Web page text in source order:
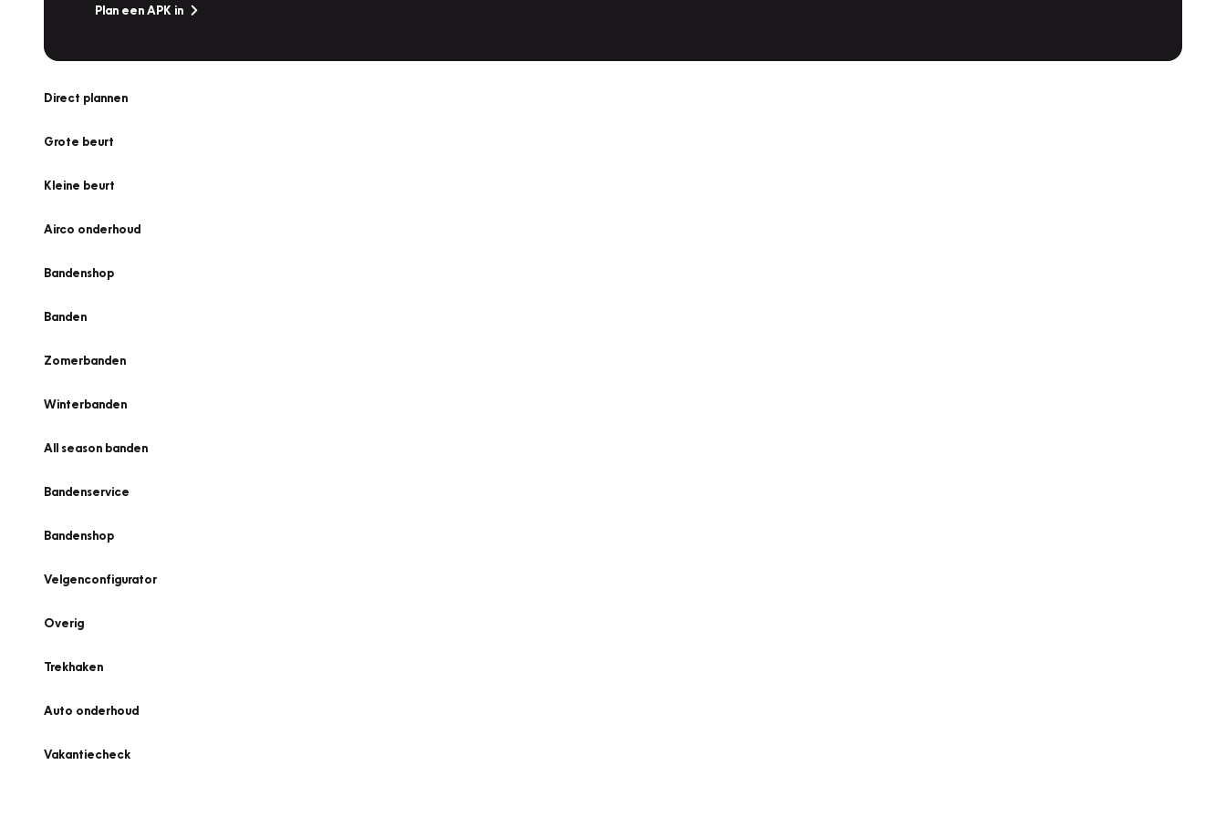
Plan een APK in
Direct plannen
Grote beurt
Kleine beurt
Airco onderhoud
Bandenshop
Banden
Zomerbanden
Winterbanden
All season banden
Bandenservice
Bandenshop
Velgenconfigurator
Overig
Trekhaken
Auto onderhoud
Vakantiecheck